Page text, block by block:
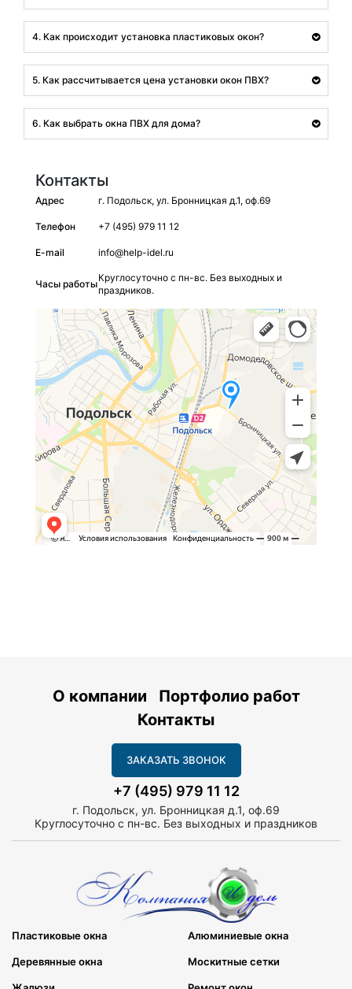
4. Как происходит установка пластиковых окон?
5. Как рассчитывается цена установки окон ПВХ?
6. Как выбрать окна ПВХ для дома?
Контакты
Адрес г. Подольск, ул. Бронницкая д.1, оф.69
Телефон +7 (495) 979 11 12
E-mail info@help-idel.ru
Часы работы
Круглосуточно с пн-вс. Без выходных и
праздников.
О компании
Портфолио работ
Контакты
ЗАКАЗАТЬ ЗВОНОК
+7 (495) 979 11 12
г. Подольск, ул. Бронницкая д.1, оф.69
Круглосуточно с пн-вс. Без выходных и праздников
Пластиковые окна Алюминиевые окна
Деревянные окна Москитные сетки